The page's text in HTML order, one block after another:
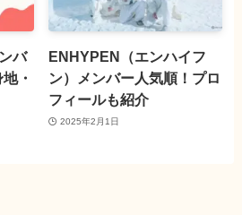
バ
・
ENHYPEN（エンハイフ
ン）メンバー人気順！プロ
フィールも紹介
2025年2月1日